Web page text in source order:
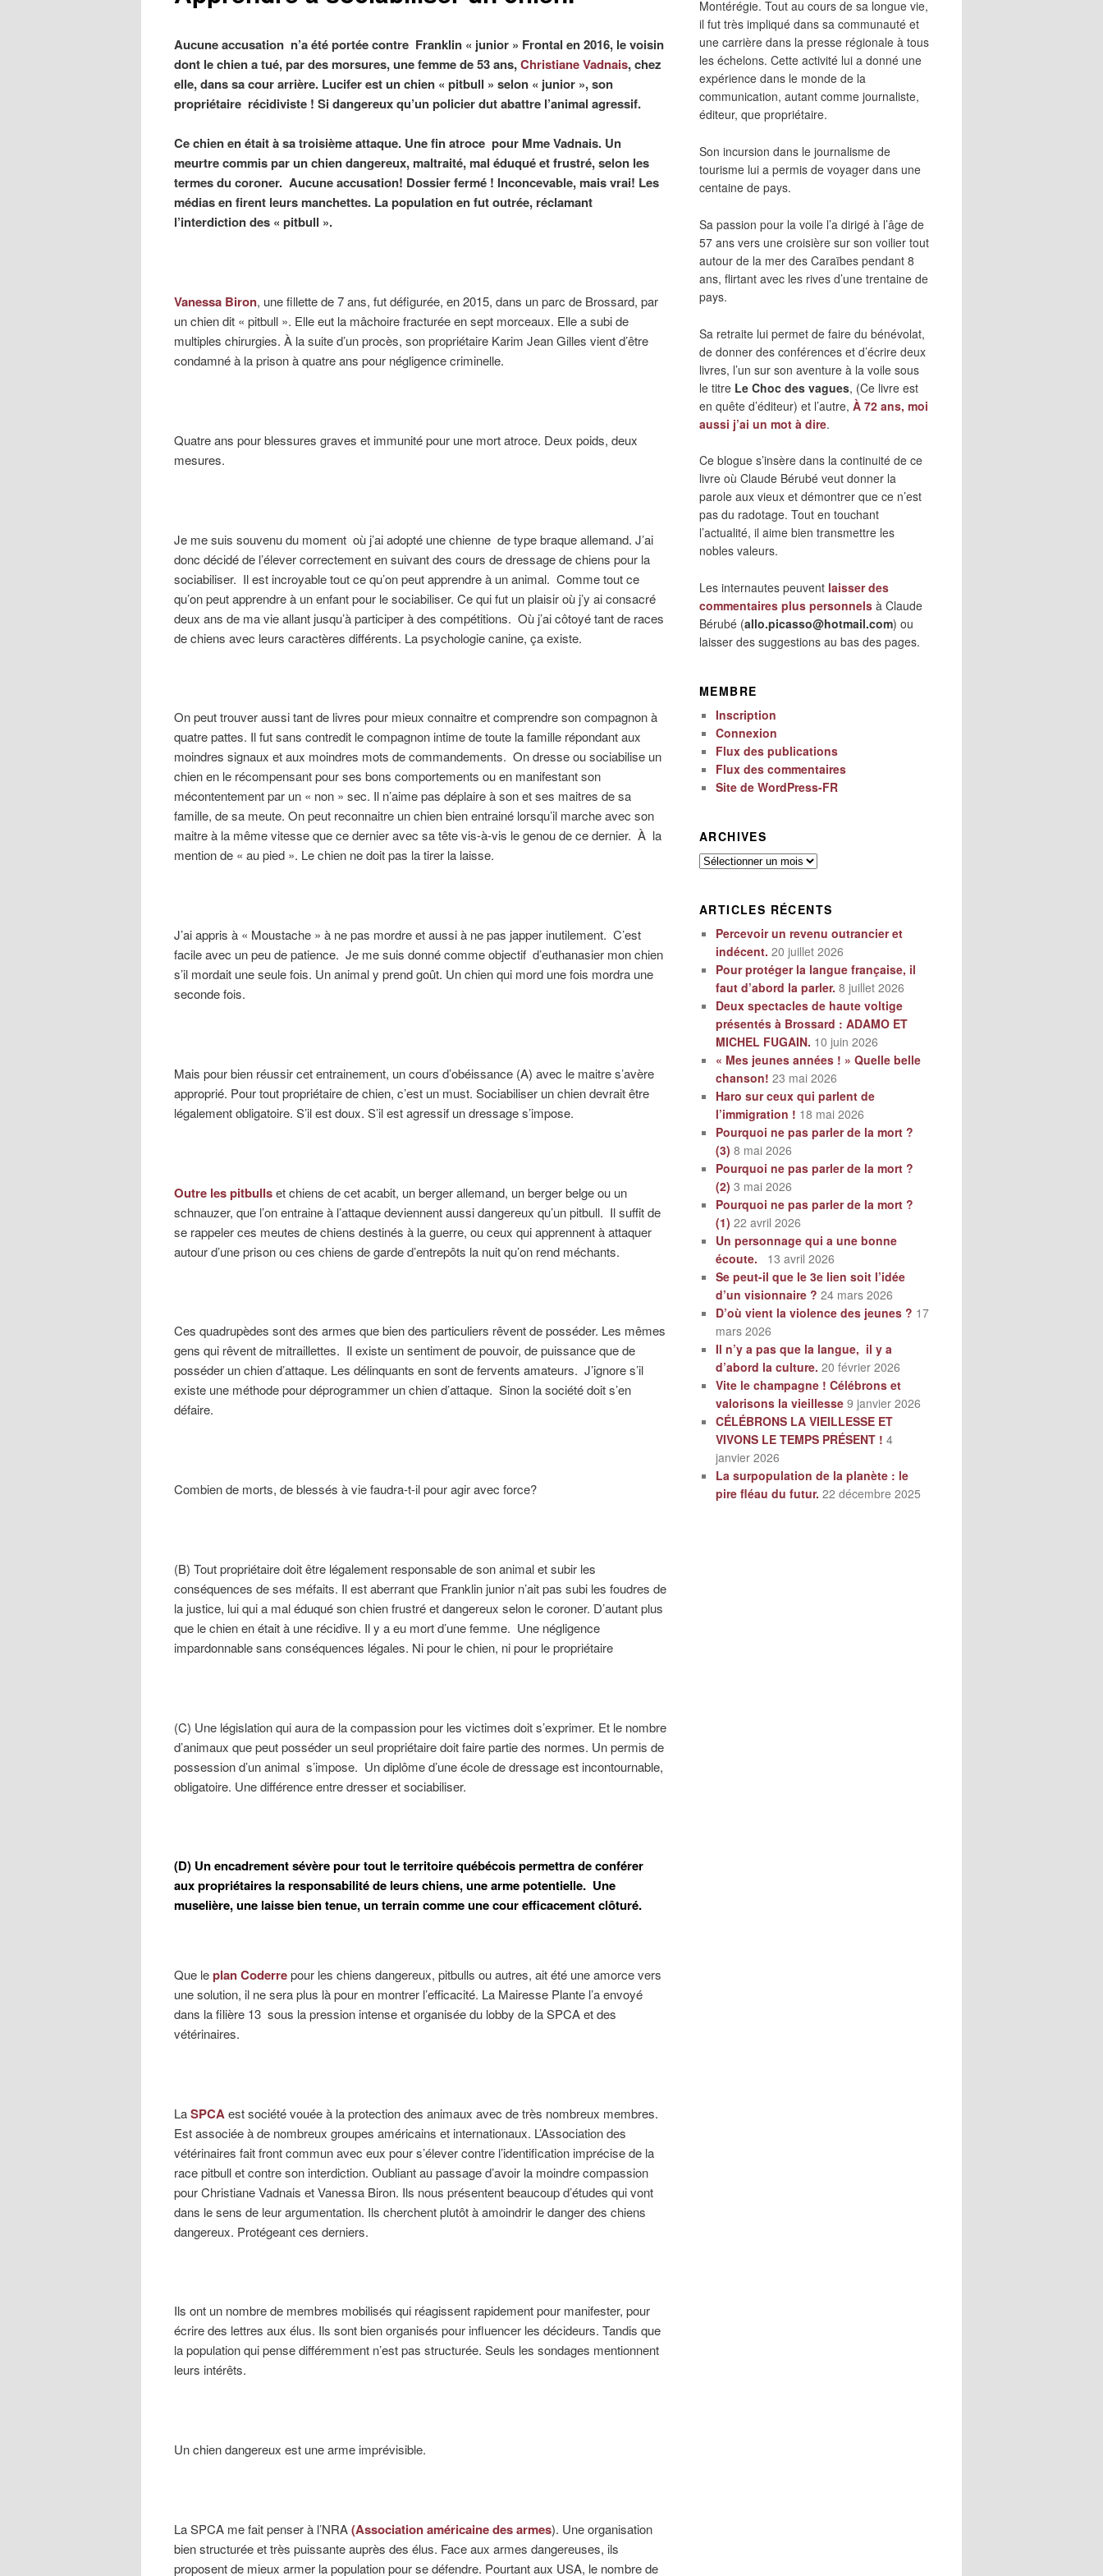
Aucune accusation n’a été portée contre Franklin « junior » Frontal en 2016, le voisin
dont le chien a tué, par des morsures, une femme de 53 ans,Christiane Vadnais, chez
elle, dans sa cour arrière. Lucifer est un chien « pitbull » selon « junior », son
propriétaire récidiviste ! Si dangereux qu’un policier dut abattre l’animal agressif.
Ce chien en était à sa troisième attaque. Une fin atroce pour Mme Vadnais. Un
meurtre commis par un chien dangereux, maltraité, mal éduqué et frustré, selon les
termes du coroner. Aucune accusation! Dossier fermé ! Inconcevable, mais vrai! Les
médias en firent leurs manchettes. La population en fut outrée, réclamant
l’interdiction des « pitbull ».
Vanessa Biron, une fillette de 7 ans, fut défigurée, en 2015, dans un parc de Brossard, par
un chien dit « pitbull ». Elle eut la mâchoire fracturée en sept morceaux. Elle a subi de
multiples chirurgies. À la suite d’un procès, son propriétaire Karim Jean Gilles vient d’être
condamné à la prison à quatre ans pour négligence criminelle.
Quatre ans pour blessures graves et immunité pour une mort atroce. Deux poids, deux
mesures.
Je me suis souvenu du moment où j’ai adopté une chienne de type braque allemand. J’ai
donc décidé de l’élever correctement en suivant des cours de dressage de chiens pour la
sociabiliser. Il est incroyable tout ce qu’on peut apprendre à un animal. Comme tout ce
qu’on peut apprendre à un enfant pour le sociabiliser. Ce qui fut un plaisir où j’y ai consacré
deux ans de ma vie allant jusqu’à participer à des compétitions. Où j’ai côtoyé tant de races
de chiens avec leurs caractères différents. La psychologie canine, ça existe.
On peut trouver aussi tant de livres pour mieux connaitre et comprendre son compagnon à
quatre pattes. Il fut sans contredit le compagnon intime de toute la famille répondant aux
moindres signaux et aux moindres mots de commandements. On dresse ou sociabilise un
chien en le récompensant pour ses bons comportements ou en manifestant son
mécontentement par un « non » sec. Il n’aime pas déplaire à son et ses maitres de sa
famille, de sa meute. On peut reconnaitre un chien bien entrainé lorsqu’il marche avec son
maitre à la même vitesse que ce dernier avec sa tête vis-à-vis le genou de ce dernier. À la
mention de « au pied ». Le chien ne doit pas la tirer la laisse.
J’ai appris à « Moustache » à ne pas mordre et aussi à ne pas japper inutilement. C’est
facile avec un peu de patience. Je me suis donné comme objectif d’euthanasier mon chien
s’il mordait une seule fois. Un animal y prend goût. Un chien qui mord une fois mordra une
seconde fois.
Mais pour bien réussir cet entrainement, un cours d’obéissance (A) avec le maitre s’avère
approprié. Pour tout propriétaire de chien, c’est un must. Sociabiliser un chien devrait être
légalement obligatoire. S’il est doux. S’il est agressif un dressage s’impose.
Outre les pitbullset chiens de cet acabit, un berger allemand, un berger belge ou un
schnauzer, que l’on entraine à l’attaque deviennent aussi dangereux qu’un pitbull. Il suffit de
se rappeler ces meutes de chiens destinés à la guerre, ou ceux qui apprennent à attaquer
autour d’une prison ou ces chiens de garde d’entrepôts la nuit qu’on rend méchants.
Ces quadrupèdes sont des armes que bien des particuliers rêvent de posséder. Les mêmes
gens qui rêvent de mitraillettes. Il existe un sentiment de pouvoir, de puissance que de
posséder un chien d’attaque. Les délinquants en sont de fervents amateurs. J’ignore s’il
existe une méthode pour déprogrammer un chien d’attaque. Sinon la société doit s’en
défaire.
Combien de morts, de blessés à vie faudra-t-il pour agir avec force?
(B) Tout propriétaire doit être légalement responsable de son animal et subir les
conséquences de ses méfaits. Il est aberrant que Franklin junior n’ait pas subi les foudres de
la justice, lui qui a mal éduqué son chien frustré et dangereux selon le coroner. D’autant plus
que le chien en était à une récidive. Il y a eu mort d’une femme. Une négligence
impardonnable sans conséquences légales. Ni pour le chien, ni pour le propriétaire
(C) Une législation qui aura de la compassion pour les victimes doit s’exprimer. Et le nombre
d’animaux que peut posséder un seul propriétaire doit faire partie des normes. Un permis de
possession d’un animal s’impose. Un diplôme d’une école de dressage est incontournable,
obligatoire. Une différence entre dresser et sociabiliser.
(D) Un encadrement sévère pour tout le territoire québécois permettra de conférer
aux propriétaires la responsabilité de leurs chiens, une arme potentielle. Une
muselière, une laisse bien tenue, un terrain comme une cour efficacement clôturé.
Que leplan Coderrepour les chiens dangereux, pitbulls ou autres, ait été une amorce vers
une solution, il ne sera plus là pour en montrer l’efficacité. La Mairesse Plante l’a envoyé
dans la filière 13 sous la pression intense et organisée du lobby de la SPCA et des
vétérinaires.
LaSPCAest société vouée à la protection des animaux avec de très nombreux membres.
Est associée à de nombreux groupes américains et internationaux. L’Association des
vétérinaires fait front commun avec eux pour s’élever contre l’identification imprécise de la
race pitbull et contre son interdiction. Oubliant au passage d’avoir la moindre compassion
pour Christiane Vadnais et Vanessa Biron. Ils nous présentent beaucoup d’études qui vont
dans le sens de leur argumentation. Ils cherchent plutôt à amoindrir le danger des chiens
dangereux. Protégeant ces derniers.
Ils ont un nombre de membres mobilisés qui réagissent rapidement pour manifester, pour
écrire des lettres aux élus. Ils sont bien organisés pour influencer les décideurs. Tandis que
la population qui pense différemment n’est pas structurée. Seuls les sondages mentionnent
leurs intérêts.
Un chien dangereux est une arme imprévisible.
La SPCA me fait penser à l’NRA(Association américaine des armes). Une organisation
bien structurée et très puissante auprès des élus. Face aux armes dangereuses, ils
proposent de mieux armer la population pour se défendre. Pourtant aux USA, le nombre de
Montérégie. Tout au cours de sa longue vie,
il fut très impliqué dans sa communauté et
une carrière dans la presse régionale à tous
les échelons. Cette activité lui a donné une
expérience dans le monde de la
communication, autant comme journaliste,
éditeur, que propriétaire.
Son incursion dans le journalisme de
tourisme lui a permis de voyager dans une
centaine de pays.
Sa passion pour la voile l’a dirigé à l’âge de
57 ans vers une croisière sur son voilier tout
autour de la mer des Caraïbes pendant 8
ans, flirtant avec les rives d’une trentaine de
pays.
Sa retraite lui permet de faire du bénévolat,
de donner des conférences et d’écrire deux
livres, l’un sur son aventure à la voile sous
le titre Le Choc des vagues, (Ce livre est
en quête d’éditeur) et l’autre, À 72 ans, moi
aussi j’ai un mot à dire.
Ce blogue s’insère dans la continuité de ce
livre où Claude Bérubé veut donner la
parole aux vieux et démontrer que ce n’est
pas du radotage. Tout en touchant
l’actualité, il aime bien transmettre les
nobles valeurs.
Les internautes peuvent laisser des
commentaires plus personnels à Claude
Bérubé (allo.picasso@hotmail.com) ou
laisser des suggestions au bas des pages.
MEMBRE
Inscription
Connexion
Flux des publications
Flux des commentaires
Site de WordPress-FR
ARCHIVES
Archives
ARTICLES RÉCENTS
Percevoir un revenu outrancier et
indécent. 20 juillet 2026
Pour protéger la langue française, il
faut d’abord la parler. 8 juillet 2026
Deux spectacles de haute voltige
présentés à Brossard : ADAMO ET
MICHEL FUGAIN. 10 juin 2026
« Mes jeunes années ! » Quelle belle
chanson! 23 mai 2026
Haro sur ceux qui parlent de
l’immigration ! 18 mai 2026
Pourquoi ne pas parler de la mort ?
(3) 8 mai 2026
Pourquoi ne pas parler de la mort ?
(2) 3 mai 2026
Pourquoi ne pas parler de la mort ?
(1) 22 avril 2026
Un personnage qui a une bonne
écoute.
13 avril 2026
Se peut-il que le 3e lien soit l’idée
d’un visionnaire ? 24 mars 2026
D’où vient la violence des jeunes ? 17
mars 2026
Il n’y a pas que la langue, il y a
d’abord la culture. 20 février 2026
Vite le champagne ! Célébrons et
valorisons la vieillesse 9 janvier 2026
CÉLÉBRONS LA VIEILLESSE ET
VIVONS LE TEMPS PRÉSENT ! 4
janvier 2026
La surpopulation de la planète : le
pire fléau du futur. 22 décembre 2025